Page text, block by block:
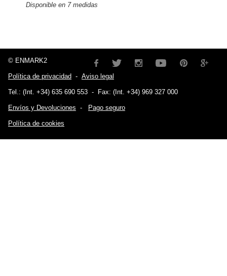
Disponible en 7 medidas
© ENMARK2
Política de privacidad - Aviso legal
Tel.: (Int. +34) 635 690 553 - Fax: (Int. +34) 969 327 000
Envíos y Devoluciones - Pago seguro
Política de cookies